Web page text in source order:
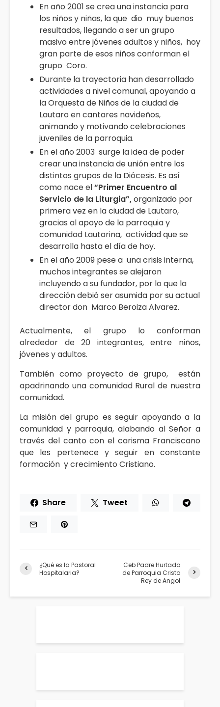
En año 2001 se crea una instancia para
los niños y niñas, la que dio muy buenos
resultados, llegando a ser un grupo
masivo entre jóvenes adultos y niños, hoy
gran parte de esos niños conforman el
grupo Coro.
Durante la trayectoria han desarrollado
actividades a nivel comunal, apoyando a
la Orquesta de Niños de la ciudad de
Lautaro en cantares navideños,
animando y motivando celebraciones
juveniles de la parroquia.
En el año 2003 surge la idea de poder
crear una instancia de unión entre los
distintos grupos de la Diócesis. Es así
como nace el“Primer Encuentro al
Servicio de la Liturgia”,organizado por
primera vez en la ciudad de Lautaro,
gracias al apoyo de la parroquia y
comunidad Lautarina, actividad que se
desarrolla hasta el día de hoy.
En el año 2009 pese a una crisis interna,
muchos integrantes se alejaron
incluyendo a su fundador, por lo que la
dirección debió ser asumida por su actual
director don Marco Beroiza Alvarez.
Actualmente, el grupo lo conforman
alrededor de 20 integrantes, entre niños,
jóvenes y adultos.
También como proyecto de grupo, están
apadrinando una comunidad Rural de nuestra
comunidad.
La misión del grupo es seguir apoyando a la
comunidad y parroquia, alabando al Señor a
través del canto con el carisma Franciscano
que les pertenece y seguir en constante
formación y crecimiento Cristiano.
Share Tweet
¿Qué es la Pastoral
Hospitalaria?
Ceb Padre Hurtado
de Parroquia Cristo
Rey de Angol